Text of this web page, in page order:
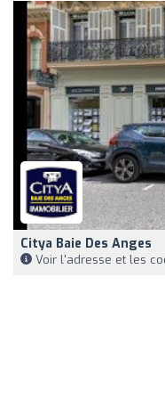
Citya Baie Des Anges
Voir l'adresse et les